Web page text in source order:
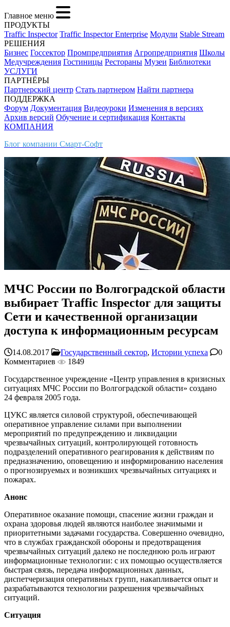
Главное меню
ПРОДУКТЫ
Traffic Inspector Traffic Inspector Enterprise Модули Stable Stream
РЕШЕНИЯ
Бизнес Госсектор Промпредприятия Агропредприятия Школы
Медучреждения Гостиницы Рестораны Музеи Библиотеки
УСЛУГИ
ПАРТНЁРЫ
Партнерский центр Стать партнером Найти партнера
ПОДДЕРЖКА
Форум Документация Видеоуроки Изменения в версиях
Архив версий Обучение и сертификация Контакты
КОМПАНИЯ
Блог компании Смарт-Софт
МЧС России по Волгоградской области
выбирает Traffic Inspector для защиты
Сети и качественной организации
доступа к информационным ресурсам
14.08.2017 Государственный сектор, Истории успеха
0
Комментариев
1849
Государственное учреждение «Центр управления в кризисных
ситуациях МЧС России по Волгоградской области» создано
24 февраля 2005 года.
ЦУКС является силовой структурой, обеспечивающей
оперативное управление силами при выполнении
мероприятий по предупреждению и ликвидации
чрезвычайных ситуаций, контролирующей готовность
подразделений оперативного реагирования к действиям по
предназначению, оповещению и информированию населения
о прогнозируемых и возникших чрезвычайных ситуациях и
пожарах.
Анонс
Оперативное оказание помощи, спасение жизни граждан и
охрана здоровья людей являются наиболее значимыми и
приоритетными задачами государства. Совершенно очевидно,
что в службах гражданской обороны и предотвращения
чрезвычайных ситуаций далеко не последнюю роль играют
информационные технологии: с их помощью осуществляется
быстрая связь, передача информационных данных,
диспетчеризация оперативных групп, накапливается опыт и
разрабатываются технологии разрешения чрезвычайных
ситуаций.
Ситуация